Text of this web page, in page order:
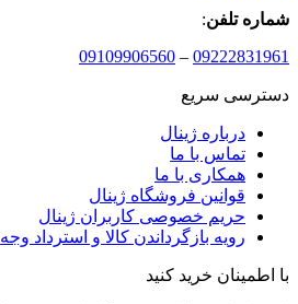
شماره تلفن:
09222831961
–
09109906560
دسترسی سریع
درباره ژینال
تماس با ما
همکاری با ما
قوانین فروشگاه ژینال
حریم خصوصی کاربران ژینال
رویه بازگرداندن کالا و استرداد وجه
با اطمینان خرید کنید